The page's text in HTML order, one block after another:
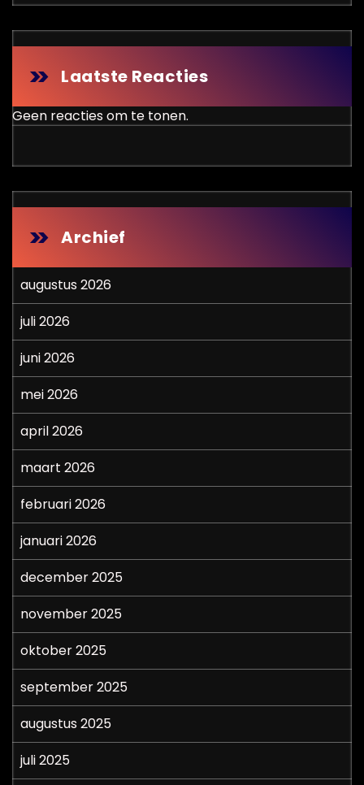
Laatste Reacties
Geen reacties om te tonen.
Archief
augustus 2026
juli 2026
juni 2026
mei 2026
april 2026
maart 2026
februari 2026
januari 2026
december 2025
november 2025
oktober 2025
september 2025
augustus 2025
juli 2025